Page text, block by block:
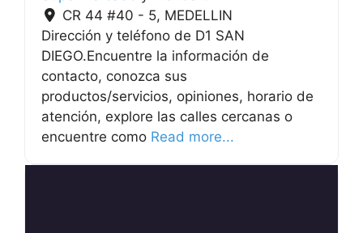
CR 44 #40 - 5, MEDELLIN
Dirección y teléfono de D1 SAN
DIEGO.Encuentre la información de
contacto, conozca sus
productos/servicios, opiniones, horario de
atención, explore las calles cercanas o
encuentre como Read more...